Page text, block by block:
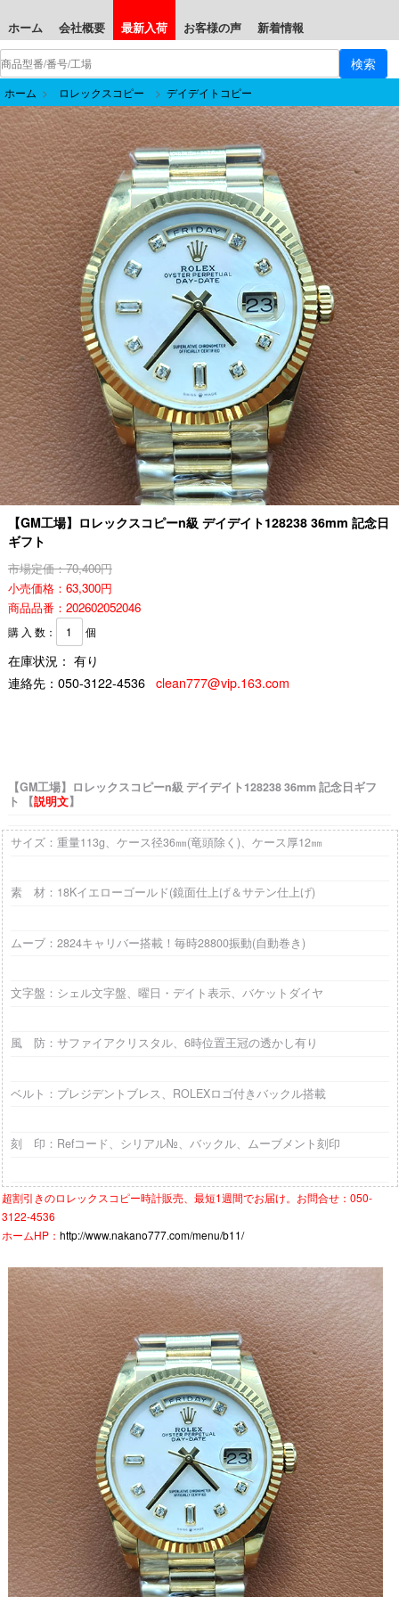
ホーム 会社概要 最新入荷 お客様の声 新着情報
ホーム > ロレックスコピー > デイデイトコピー
【GM工場】ロレックスコピーn級 デイデイト128238 36mm 記念日
ギフト
市場定価：70,400円
小売価格：63,300円
商品品番：202602052046
購 入 数： 個
在庫状況： 有り
連絡先： 050-3122-4536 clean777@vip.163.com
【GM工場】ロレックスコピーn級 デイデイト128238 36mm 記念日ギフ
ト 【説明文】
サイズ：重量113g、ケース径36㎜(竜頭除く)、ケース厚12㎜
素 材：18Kイエローゴールド(鏡面仕上げ＆サテン仕上げ)
ムーブ：2824キャリバー搭載！毎時28800振動(自動巻き)
文字盤：シェル文字盤、曜日・デイト表示、バケットダイヤ
風 防：サファイアクリスタル、6時位置王冠の透かし有り
ベルト：プレジデントブレス、ROLEXロゴ付きバックル搭載
刻 印：Refコード、シリアル№、バックル、ムーブメント刻印
超割引きのロレックスコピー時計販売、最短1週間でお届け。お問合せ：050-
3122-4536
ホームHP： http://www.nakano777.com/menu/b11/